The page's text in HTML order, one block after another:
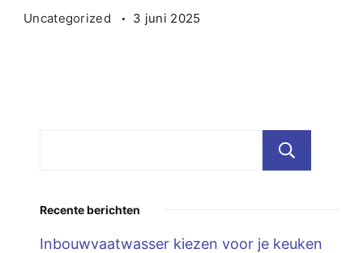
Uncategorized 3 juni 2025
Recente berichten
Inbouwvaatwasser kiezen voor je keuken